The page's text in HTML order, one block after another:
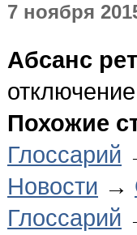
7 ноября
Абсанс
Похожие
Глоссарий
Новости →
Глоссарий